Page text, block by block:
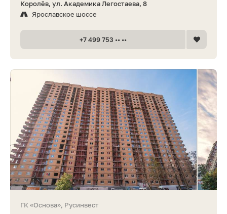
Королёв, ул. Академика Легостаева, 8
Ярославское шоссе
+7 499 753 •• ••
ГК «Основа», Русинвест